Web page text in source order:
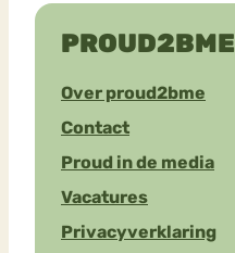
PROUD2BME
Over proud2bme
Contact
Proud in de media
Vacatures
Privacyverklaring